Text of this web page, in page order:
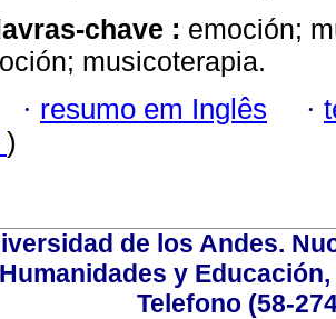
chave : emoción;
musicoterapia.
· resumo em Inglês ·
)
de los Andes.
Humanidades y
Telefono (58-